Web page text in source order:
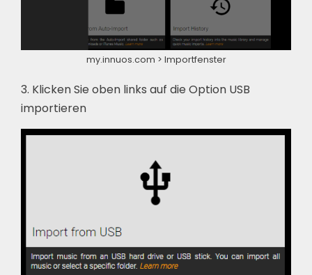
my.innuos.com > Importfenster
3. Klicken Sie oben links auf die Option USB
importieren